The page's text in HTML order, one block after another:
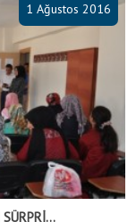
1 Ağustos 2016